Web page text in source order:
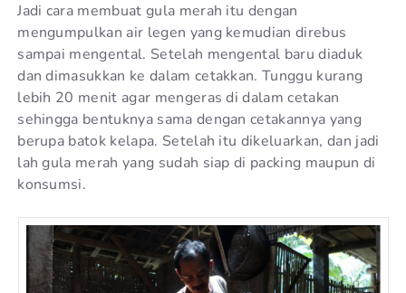
Jadi cara membuat gula merah itu dengan
mengumpulkan air legen yang kemudian direbus
sampai mengental. Setelah mengental baru diaduk
dan dimasukkan ke dalam cetakkan. Tunggu kurang
lebih 20 menit agar mengeras di dalam cetakan
sehingga bentuknya sama dengan cetakannya yang
berupa batok kelapa. Setelah itu dikeluarkan, dan jadi
lah gula merah yang sudah siap di packing maupun di
konsumsi.